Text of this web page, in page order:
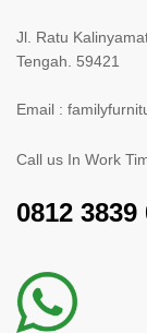
Jl. Ratu
Tengah. 59421
Email :
Call us In Work
0812 3839